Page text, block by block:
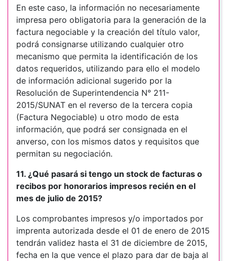
En este caso, la información no necesariamente
impresa pero obligatoria para la generación de la
factura negociable y la creación del título valor,
podrá consignarse utilizando cualquier otro
mecanismo que permita la identificación de los
datos requeridos, utilizando para ello el modelo
de información adicional sugerido por la
Resolución de Superintendencia N° 211-
2015/SUNAT en el reverso de la tercera copia
(Factura Negociable) u otro modo de esta
información, que podrá ser consignada en el
anverso, con los mismos datos y requisitos que
permitan su negociación.
11. ¿Qué pasará si tengo un stock de facturas o
recibos por honorarios impresos recién en el
mes de julio de 2015?
Los comprobantes impresos y/o importados por
imprenta autorizada desde el 01 de enero de 2015
tendrán validez hasta el 31 de diciembre de 2015,
fecha en la que vence el plazo para dar de baja al